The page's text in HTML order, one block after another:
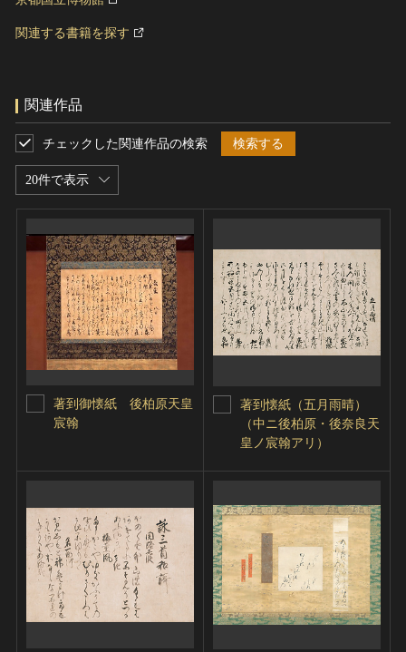
関連する書籍を探す
関連作品
20件で表示
チェックした関連作品の検索 検索する
著到御懐紙 後柏原天皇
宸翰
著到懐紙（五月雨晴）
（中ニ後柏原・後奈良天
皇ノ宸翰アリ）